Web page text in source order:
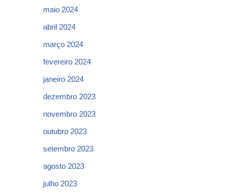
maio 2024
abril 2024
março 2024
fevereiro 2024
janeiro 2024
dezembro 2023
novembro 2023
outubro 2023
setembro 2023
agosto 2023
julho 2023